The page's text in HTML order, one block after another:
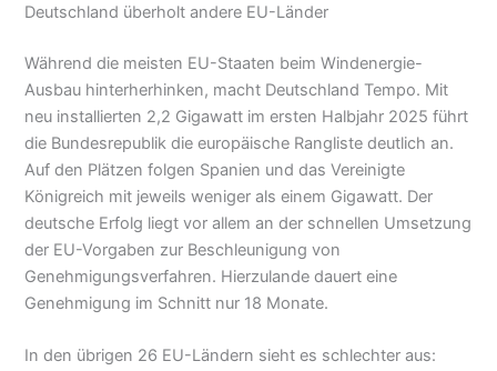
Deutschland überholt andere EU-Länder
Während die meisten EU-Staaten beim Windenergie-
Ausbau hinterherhinken, macht Deutschland Tempo. Mit
neu installierten 2,2 Gigawatt im ersten Halbjahr 2025 führt
die Bundesrepublik die europäische Rangliste deutlich an.
Auf den Plätzen folgen Spanien und das Vereinigte
Königreich mit jeweils weniger als einem Gigawatt. Der
deutsche Erfolg liegt vor allem an der schnellen Umsetzung
der EU-Vorgaben zur Beschleunigung von
Genehmigungsverfahren. Hierzulande dauert eine
Genehmigung im Schnitt nur 18 Monate.
In den übrigen 26 EU-Ländern sieht es schlechter aus: